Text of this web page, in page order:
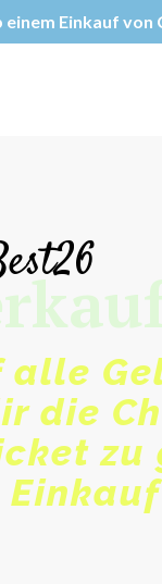
Einkauf
alle
die
zu